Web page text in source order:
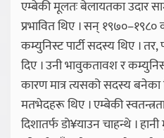
एम्बेकी मूलतः बेलायतका उदार
प्रभावित थिए । सन्
कम्युनिस्ट पार्टी सदस्य थिए ।
दिए । उनी भावुकतावश र
कारण मात्र त्यसको सदस्य बनेका
मतभेदहरू थिए । एम्बेकी
दिशातर्फ डो¥याउन चाहन्थे ।